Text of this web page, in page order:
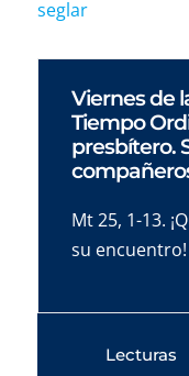
seglar
Viernes de
Tiempo
presbítero.
Mt 25, 1-13.
su encuentro!
Lecturas